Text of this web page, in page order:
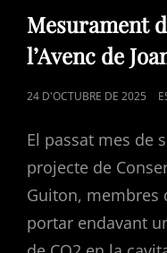
LINKS
Mesurament
l’Avenc de
POSTED
24 D'OCTUBRE DE 2025
El passat mes de
projecte de
Guiton, membres
portar endavant